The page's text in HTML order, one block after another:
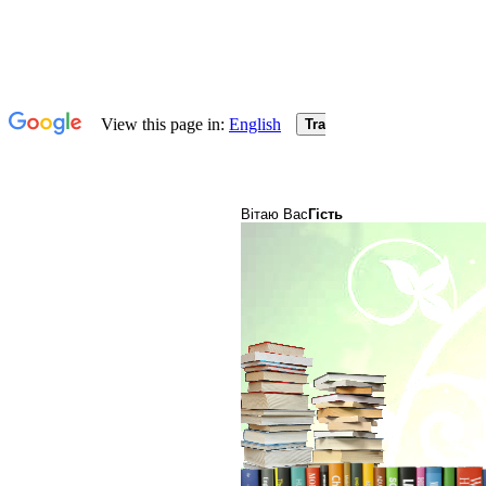
Вітаю Вас Гість